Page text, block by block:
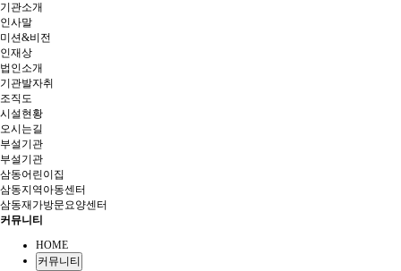
기관소개
인사말
미션&비전
인재상
법인소개
기관발자취
조직도
시설현황
오시는길
부설기관
부설기관
삼동어린이집
삼동지역아동센터
삼동재가방문요양센터
커뮤니티
HOME
커뮤니티